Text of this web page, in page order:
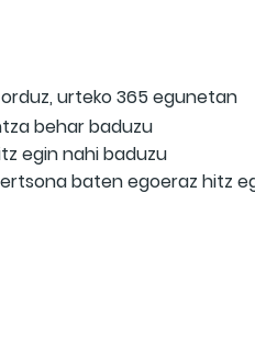
urteko 365 egunetan
behar baduzu
egin nahi baduzu
baten egoeraz hitz